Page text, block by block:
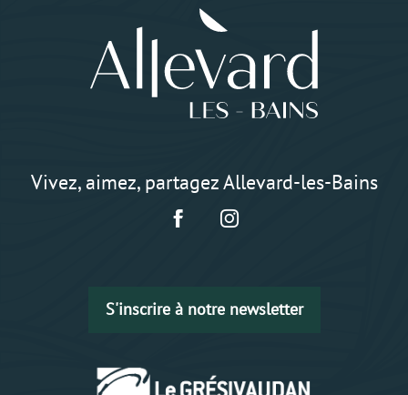
Vivez, aimez, partagez Allevard-les-Bains
S'inscrire à notre newsletter